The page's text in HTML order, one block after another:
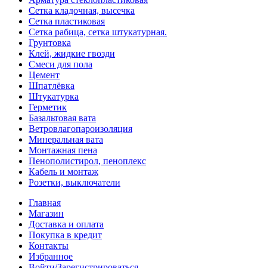
Сетка кладочная, высечка
Сетка пластиковая
Сетка рабица, сетка штукатурная.
Грунтовка
Клей, жидкие гвозди
Смеси для пола
Цемент
Шпатлёвка
Штукатурка
Герметик
Базальтовая вата
Ветровлагопароизоляция
Минеральная вата
Монтажная пена
Пенополистирол, пеноплекс
Кабель и монтаж
Розетки, выключатели
Главная
Магазин
Доставка и оплата
Покупка в кредит
Контакты
Избранное